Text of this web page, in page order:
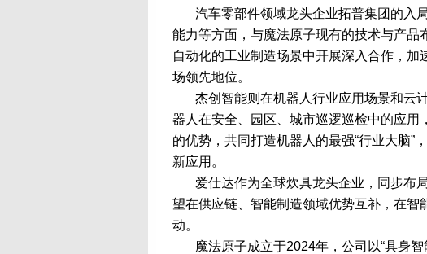
汽车零部件领域龙头企业拓普集团的入
能力等方面，与魔法原子现有的技术与产品
自动化的工业制造场景中开展深入合作，
场领先地位。
杰创智能则在机器人行业应用场景和云
器人在安全、园区、城市巡逻巡检中的应用
的优势，共同打造机器人的最强“行业大脑”
新应用。
爱仕达作为全球炊具龙头企业，同步布
望在供应链、智能制造领域优势互补，在智
动。
魔法原子成立于2024年，公司以“具身